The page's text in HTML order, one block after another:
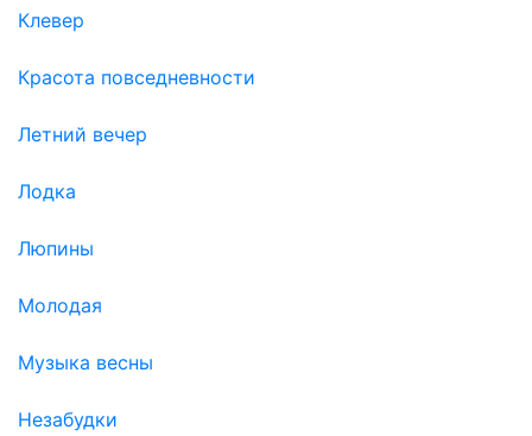
Клевер
Красота повседневности
Летний вечер
Лодка
Люпины
Молодая
Музыка весны
Незабудки